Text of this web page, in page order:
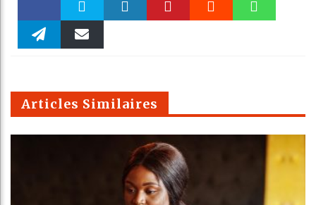
Faceboo Twitter
m
Articles Similaires